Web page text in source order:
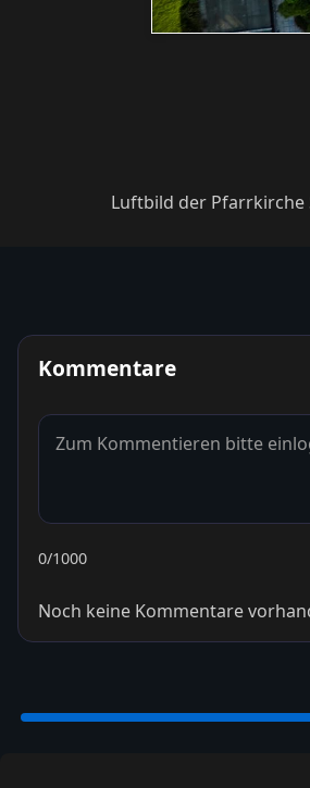
Luftbild der Pfarrkirche
Kommentare
0/1000
Noch keine Kommentare